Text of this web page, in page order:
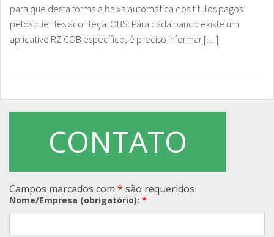
Sobre
Contato Rz Sistemas
para que desta forma a baixa automática dos títulos pagos
pelos clientes aconteça. OBS: Para cada banco existe um
aplicativo RZ COB específico, é preciso informar […]
CONTATO
Campos marcados com * são requeridos
Nome/Empresa (obrigatório): *